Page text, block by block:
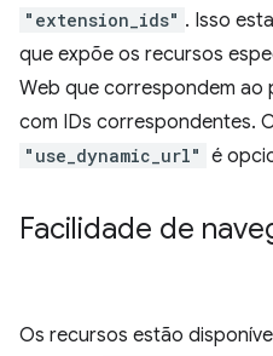
"extension_ids" . Isso
que expõe os recursos
Web que correspondem ao
com IDs correspondentes.
"use_dynamic_url" é
Facilidade de
Os recursos estão